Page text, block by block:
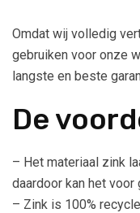
Omdat wij volledig
gebruiken voor onze
langste en beste
De
– Het materiaal zink
daardoor kan het
– Zink is 100%